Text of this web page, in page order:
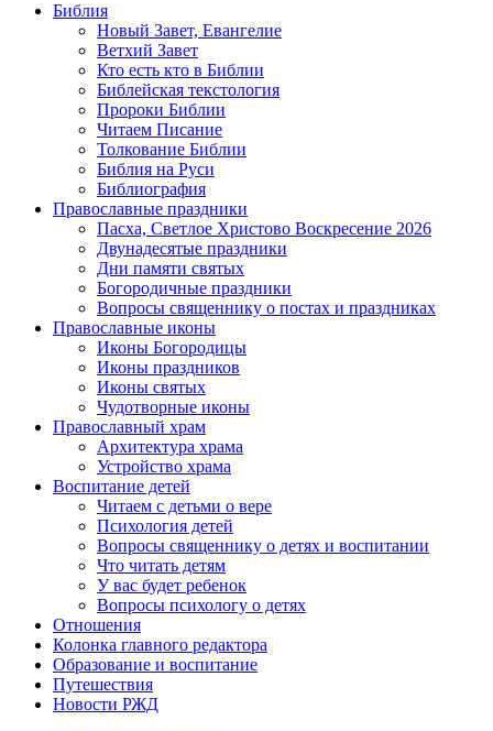
Библия
Новый Завет, Евангелие
Ветхий Завет
Кто есть кто в Библии
Библейская текстология
Пророки Библии
Читаем Писание
Толкование Библии
Библия на Руси
Библиография
Православные праздники
Пасха, Светлое Христово Воскресение 2026
Двунадесятые праздники
Дни памяти святых
Богородичные праздники
Вопросы священнику о постах и праздниках
Православные иконы
Иконы Богородицы
Иконы праздников
Иконы святых
Чудотворные иконы
Православный храм
Архитектура храма
Устройство храма
Воспитание детей
Читаем с детьми о вере
Психология детей
Вопросы священнику о детях и воспитании
Что читать детям
У вас будет ребенок
Вопросы психологу о детях
Отношения
Колонка главного редактора
Образование и воспитание
Путешествия
Новости РЖД